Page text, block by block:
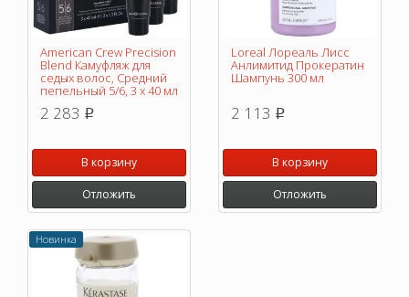
American Crew Precision
Blend Камуфляж для
седых волос, Средний
пепельный 5/6, 3 х 40 мл
2 283 p
В корзину
Отложить
Loreal Лореаль Лисс
Анлимитид Прокератин
Шампунь 300 мл
2 113 p
В корзину
Отложить
Новинка